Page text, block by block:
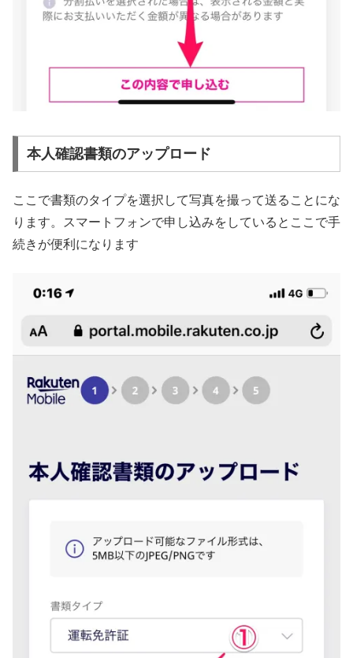
本人確認書類のアップロード
ここで書類のタイプを選択して写真を撮って送ることにな
ります。スマートフォンで申し込みをしているとここで手
続きが便利になります